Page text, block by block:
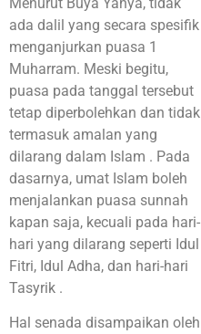
ada dalil yang secara spesifik
menganjurkan puasa 1
Muharram. Meski begitu,
puasa pada tanggal tersebut
tetap diperbolehkan dan tidak
termasuk amalan yang
dilarang dalam Islam . Pada
dasarnya, umat Islam boleh
menjalankan puasa sunnah
kapan saja, kecuali pada hari-
hari yang dilarang seperti Idul
Fitri, Idul Adha, dan hari-hari
Tasyrik .
Hal senada disampaikan oleh